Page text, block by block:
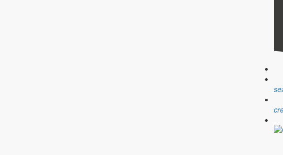
Kirchtürme hinaus und Belange der Region und des Lebens im ländlichen